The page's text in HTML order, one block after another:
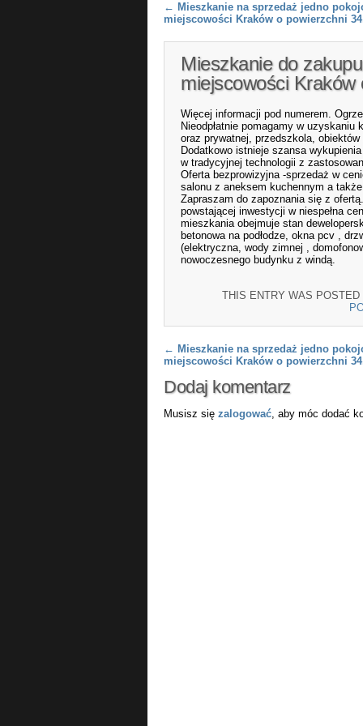
Post navigation
← Mieszkanie na sprzedaż jedno
miejscowości Kraków o powierzchni
Mieszkanie do
miejscowości
Więcej informacji pod numerem.
Nieodpłatnie pomagamy w
oraz prywatnej, przedszkola,
Dodatkowo istnieje szansa
w tradycyjnej technologii z
Oferta bezprowizyjna -sprzedaż w
salonu z aneksem kuchennym a
Zapraszam do zapoznania się z
powstającej inwestycji w niespełna
mieszkania obejmuje stan
betonowa na podłodze, okna pcv ,
(elektryczna, wody zimnej ,
nowoczesnego budynku z windą.
THIS ENTRY WAS POSTED
Post navigation
← Mieszkanie na sprzedaż jedno
miejscowości Kraków o powierzchni
Dodaj komentarz
Musisz się zalogować, aby móc dodać